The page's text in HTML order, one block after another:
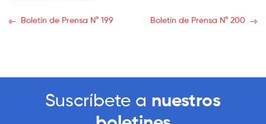
Boletín de Prensa N° 199 Boletín de Prensa N° 200
Suscríbete a nuestros